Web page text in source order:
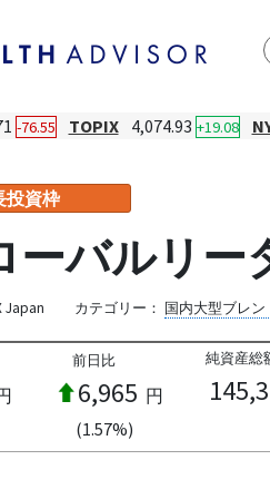
-76.55 TOPIX 4,074.93 +19.08
投資枠
ーバルリ
Japan カテゴリー： 国内大型ブレン
前日比
6,965 円
(1.57%)
純資産総